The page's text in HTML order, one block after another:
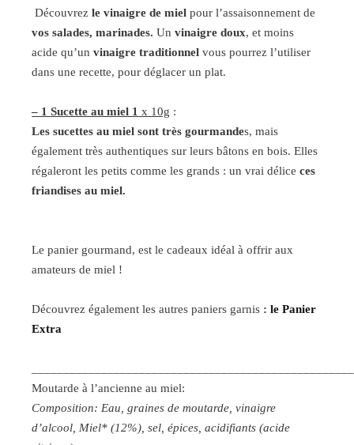
Découvrez le vinaigre de miel pour l’assaisonnement de
vos salades, marinades. Unvinaigre doux, et moins
acide qu’unvinaigre traditionnel vous pourrez l’utiliser
dans une recette, pour déglacer un plat.
– 1 Sucette au miel 1 x 10g :
Les sucettes au miel sont très gourmandes, mais
également très authentiques sur leurs bâtons en bois. Elles
régaleront les petits comme les grands : un vrai déliceces
friandises au miel.
Le panier gourmand, est le cadeaux idéal à offrir aux
amateurs de miel !
Découvrez également les autres paniers garnis :le Panier
Extra
Moutarde à l’ancienne au miel:
Composition: Eau, graines de moutarde, vinaigre
d’alcool, Miel* (12%), sel, épices, acidifiants (acide